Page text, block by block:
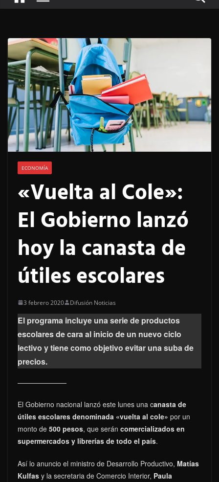
ECONOMÍA
«Vuelta al Cole»:
El Gobierno lanzó
hoy la canasta de
útiles escolares
3 febrero 2020 Difusión Noticias
El programa incluye una serie de productos
escolares de cara al inicio de un nuevo ciclo
lectivo y tiene como objetivo evitar una suba de
precios.
El Gobierno nacional lanzó este lunes una canasta de
útiles escolares denominada «vuelta al cole» por un
monto de 500 pesos, que serán comercializados en
supermercados y librerías de todo el país.
Así lo anuncio el ministro de Desarrollo Productivo, Matías
Kulfas y la secretaria de Comercio Interior, Paula